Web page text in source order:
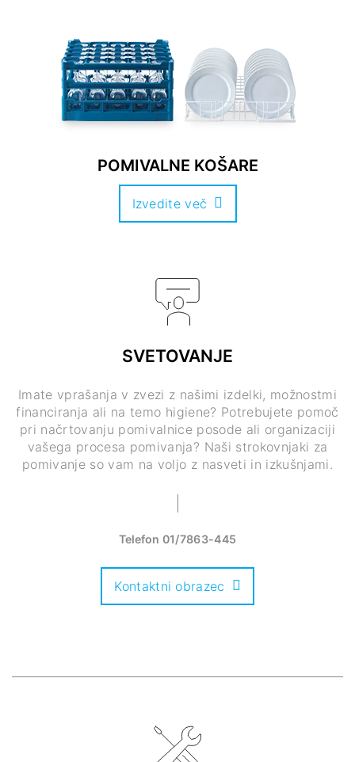
POMIVALNE KOŠARE
Izvedite več
SVETOVANJE
Imate vprašanja v zvezi z našimi izdelki, možnostmi
financiranja ali na temo higiene? Potrebujete pomoč
pri načrtovanju pomivalnice posode ali organizaciji
vašega procesa pomivanja? Naši strokovnjaki za
pomivanje so vam na voljo z nasveti in izkušnjami.
Telefon 01/7863-445
Kontaktni obrazec